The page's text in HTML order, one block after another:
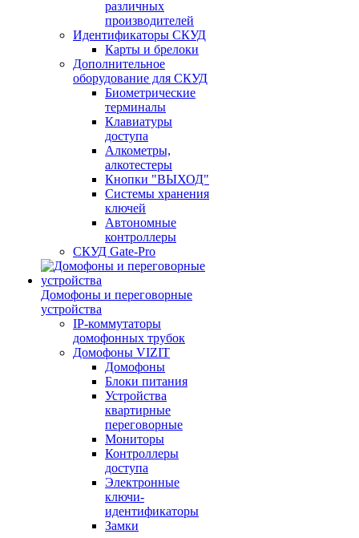
различных
производителей
Идентификаторы СКУД
Карты и брелоки
Дополнительное
оборудование для СКУД
Биометрические
терминалы
Клавиатуры
доступа
Алкометры,
алкотестеры
Кнопки "ВЫХОД"
Системы хранения
ключей
Автономные
контроллеры
СКУД Gate-Pro
Домофоны и переговорные
устройства
IP-коммутаторы
домофонных трубок
Домофоны VIZIT
Домофоны
Блоки питания
Устройства
квартирные
переговорные
Мониторы
Контроллеры
доступа
Электронные
ключи-
идентификаторы
Замки